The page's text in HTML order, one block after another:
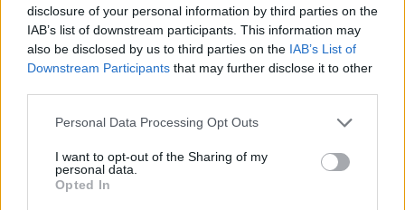
disclosure of your personal information by third parties on the
IAB’s list of downstream participants. This information may
also be disclosed by us to third parties on the IAB’s List of
Downstream Participants that may further disclose it to other
Personal Data Processing Opt Outs
I want to opt-out of the Sharing of my
personal data.
Opted In